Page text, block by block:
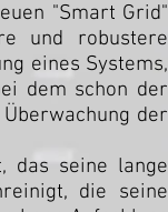
"Smart Grid"
und robustere
eines Systems,
dem schon der
der
das seine lange
die seine